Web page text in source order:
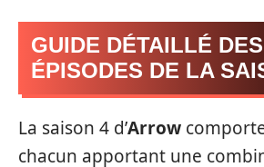
GUIDE DÉTAILLÉ DES
ÉPISODES DE LA
La saison 4 d’Arrow
chacun apportant une